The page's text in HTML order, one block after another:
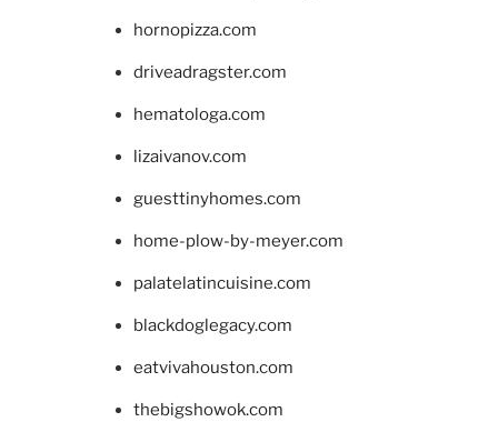
hornopizza.com
driveadragster.com
hematologa.com
lizaivanov.com
guesttinyhomes.com
home-plow-by-meyer.com
palatelatincuisine.com
blackdoglegacy.com
eatvivahouston.com
thebigshowok.com